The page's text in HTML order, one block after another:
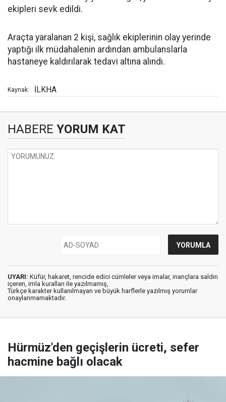
ekipleri sevk edildi.
Araçta yaralanan 2 kişi, sağlık ekiplerinin olay yerinde
yaptığı ilk müdahalenin ardından ambulanslarla
hastaneye kaldırılarak tedavi altına alındı.
Kaynak: İLKHA
HABERE YORUM KAT
UYARI: Küfür, hakaret, rencide edici cümleler veya imalar, inançlara saldırı
içeren, imla kuralları ile yazılmamış,
Türkçe karakter kullanılmayan ve büyük harflerle yazılmış yorumlar
onaylanmamaktadır.
Hürmüz'den geçişlerin ücreti, sefer
hacmine bağlı olacak